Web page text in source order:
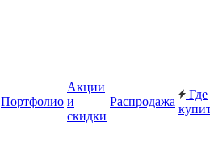
Портфолио
Акции
и
скидки
Распродажа
Где